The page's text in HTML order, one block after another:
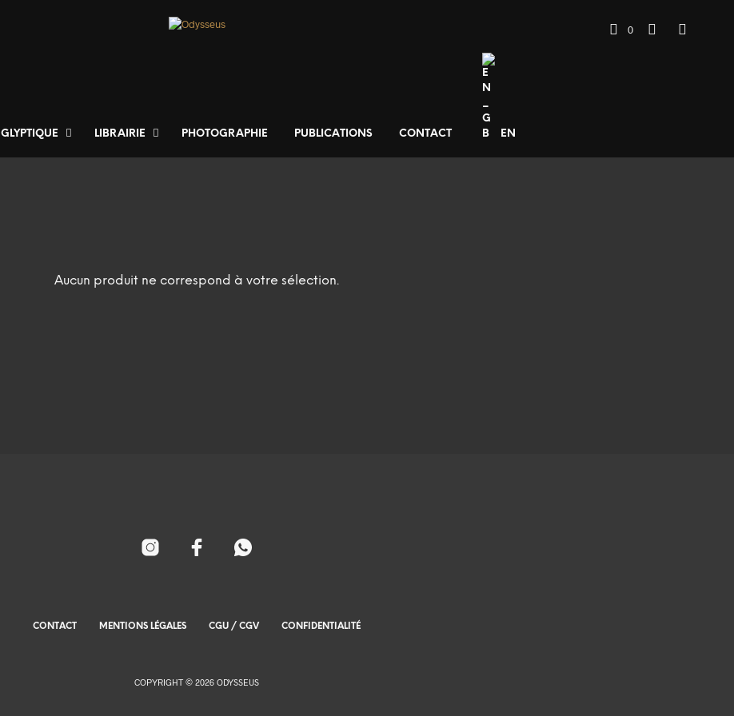
GLYPTIQUE LIBRAIRIE PHOTOGRAPHIE PUBLICATIONS CONTACT EN
0
Aucun produit ne correspond à votre sélection.
CONTACT MENTIONS LÉGALES CGU / CGV CONFIDENTIALITÉ
COPYRIGHT © 2026 ODYSSEUS